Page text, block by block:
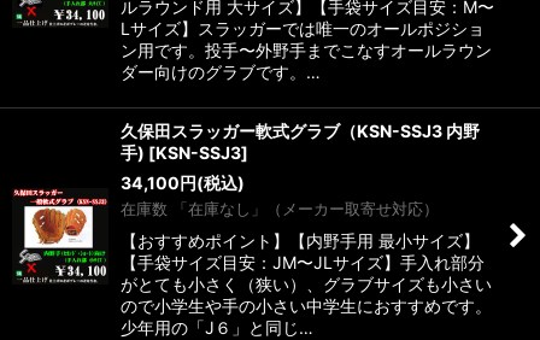
ルラウンド用 大サイズ】【手袋サイズ目安：M〜
Lサイズ】スラッガーでは唯一のオールポジショ
ン用です。投手〜外野手までこなすオールラウン
ダー向けのグラブです。…
久保田スラッガー軟式グラブ（KSN-SSJ3 内野
手) [KSN-SSJ3]
34,100円(税込)
在庫数 「在庫なし」（メーカー取寄せ対応）
【おすすめポイント】【内野手用 最小サイズ】
【手袋サイズ目安：JM〜JLサイズ】手入れ部分
がとても小さく（狭い）、グラブサイズも小さい
ので小学生や手の小さい中学生におすすめです。
少年用の「J６」と同じ…